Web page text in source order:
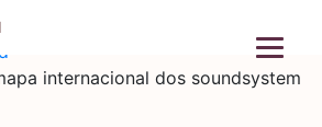
internacional dos soundsystem